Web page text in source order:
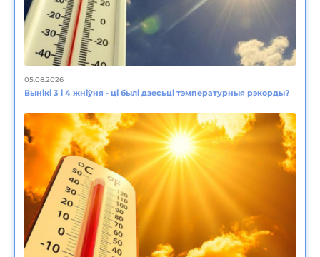
05.08.2026
Вынікі 3 і 4 жніўня - ці былі дзесьці тэмпературныя рэкорды?